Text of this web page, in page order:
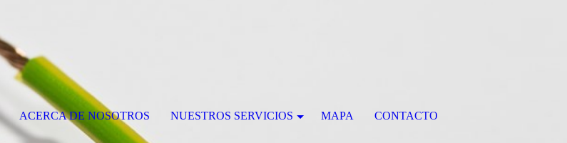
ACERCA DE NOSOTROS NUESTROS SERVICIOS MAPA CONTACTO